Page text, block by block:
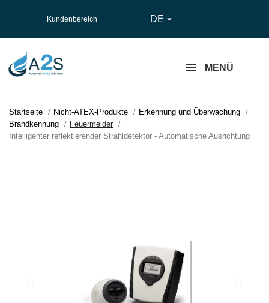
Kundenbereich DE 
MENÜ
Startseite Nicht-ATEX-Produkte
Erkennung und Überwachung
Brandkennung
Feuermelder
Intelligenter reflektierender Strahldetektor - Automatische Ausrichtung